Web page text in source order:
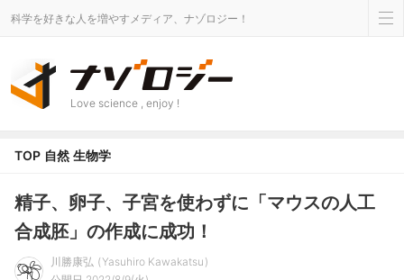
科学を好きな人を増やすメディア、ナゾロジー！
Love science , enjoy !
TOP 自然 生物学
精子、卵子、子宮を使わずに「マウスの人工
合成胚」の作成に成功！
川勝康弘
Yasuhiro Kawakatsu